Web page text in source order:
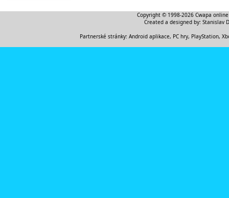
Copyright © 1998-2026 Cwapa
Created a designed by: Stanislav
Partnerské stránky: Android aplikace, PC hry, PlayStation,